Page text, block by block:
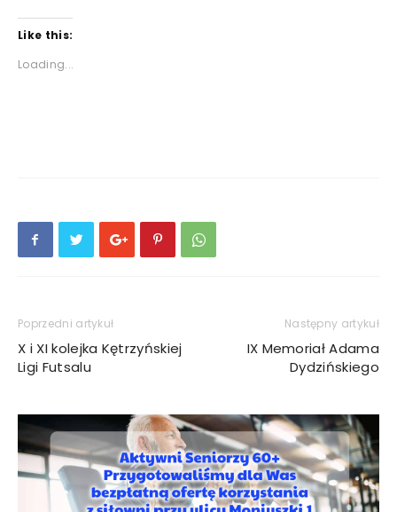
Like this:
Loading...
Poprzedni artykuł
X i XI kolejka Kętrzyńskiej
Ligi Futsalu
Następny artykuł
IX Memoriał Adama
Dydzińskiego